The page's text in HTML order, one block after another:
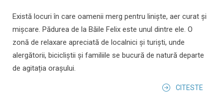
Există locuri în care oamenii merg pentru liniște, aer curat și
mișcare. Pădurea de la Băile Felix este unul dintre ele. O
zonă de relaxare apreciată de localnici și turiști, unde
alergătorii, bicicliștii și familiile se bucură de natură departe
de agitația orașului.
CITESTE